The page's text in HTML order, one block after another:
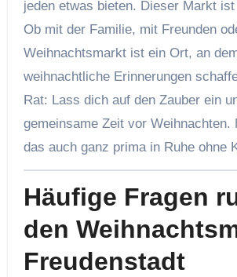
jeden etwas bieten. Dieser Markt
Ob mit der Familie, mit Freunden
Weihnachtsmarkt ist ein Ort, an
weihnachtliche Erinnerungen
Rat: Lass dich auf den Zauber ein
gemeinsame Zeit vor Weihnachten.
das auch ganz prima in Ruhe ohne
Häufige Fragen
den
Freudenstadt